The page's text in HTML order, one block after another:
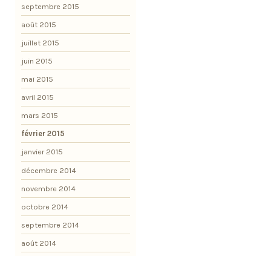
septembre 2015
août 2015
juillet 2015
juin 2015
mai 2015
avril 2015
mars 2015
février 2015
janvier 2015
décembre 2014
novembre 2014
octobre 2014
septembre 2014
août 2014